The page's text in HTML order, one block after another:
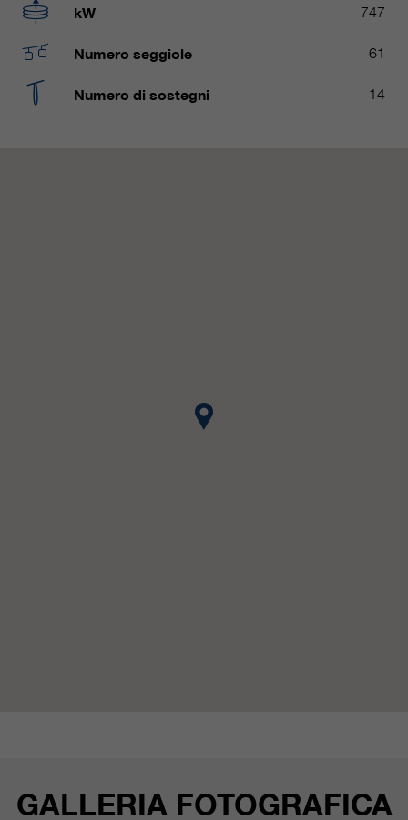
kW 747
Numero seggiole 61
Numero di sostegni 14
GALLERIA FOTOGRAFICA
anche ai nostri clienti / partner.